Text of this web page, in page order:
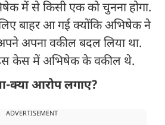
में से किसी एक को चुनना होगा.
बाहर आ गई क्योंकि अभिषेक ने
अपना वकील बदल लिया था.
केस में अभिषेक के वकील थे.
क्या आरोप लगाए?
ADVERTISEMENT